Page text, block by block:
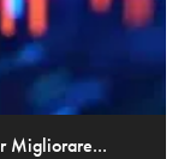
Migliorare...